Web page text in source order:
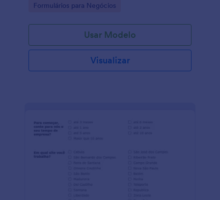
Go to Category:
Formulários para Negócios
Usar Modelo
Visualizar